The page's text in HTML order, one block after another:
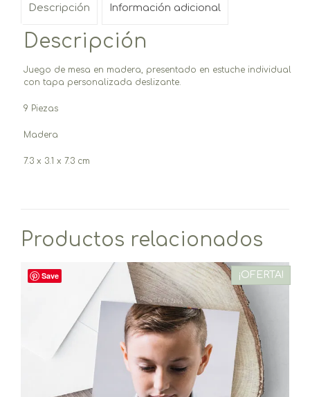
Descripción Información adicional
Descripción
Juego de mesa en madera, presentado en estuche individual
con tapa personalizada deslizante.
9 Piezas
Madera
7.3 x 3.1 x 7.3 cm
Productos relacionados
Save ¡OFERTA!